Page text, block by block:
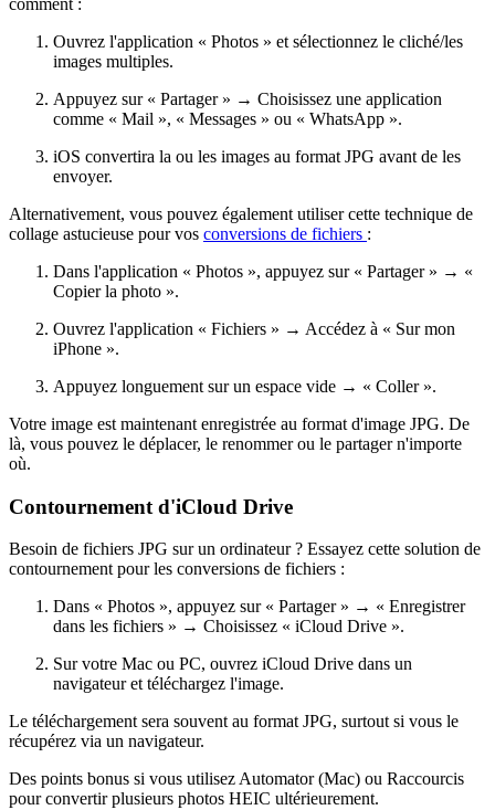
comment :
Ouvrez l'application « Photos » et sélectionnez le cliché/les
images multiples.
Appuyez sur « Partager » → Choisissez une application
comme « Mail », « Messages » ou « WhatsApp ».
iOS convertira la ou les images au format JPG avant de les
envoyer.
Alternativement, vous pouvez également utiliser cette technique de
collage astucieuse pour vos conversions de fichiers :
Dans l'application « Photos », appuyez sur « Partager » → «
Copier la photo ».
Ouvrez l'application « Fichiers » → Accédez à « Sur mon
iPhone ».
Appuyez longuement sur un espace vide → « Coller ».
Votre image est maintenant enregistrée au format d'image JPG. De
là, vous pouvez le déplacer, le renommer ou le partager n'importe
où.
Contournement d'iCloud Drive
Besoin de fichiers JPG sur un ordinateur ? Essayez cette solution de
contournement pour les conversions de fichiers :
Dans « Photos », appuyez sur « Partager » → « Enregistrer
dans les fichiers » → Choisissez « iCloud Drive ».
Sur votre Mac ou PC, ouvrez iCloud Drive dans un
navigateur et téléchargez l'image.
Le téléchargement sera souvent au format JPG, surtout si vous le
récupérez via un navigateur.
Des points bonus si vous utilisez Automator (Mac) ou Raccourcis
pour convertir plusieurs photos HEIC ultérieurement.